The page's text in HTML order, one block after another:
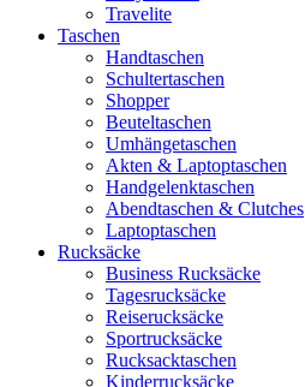
Travelite
Taschen
Handtaschen
Schultertaschen
Shopper
Beuteltaschen
Umhängetaschen
Akten & Laptoptaschen
Handgelenktaschen
Abendtaschen & Clutches
Laptoptaschen
Rucksäcke
Business Rucksäcke
Tagesrucksäcke
Reiserucksäcke
Sportrucksäcke
Rucksacktaschen
Kinderrucksäcke